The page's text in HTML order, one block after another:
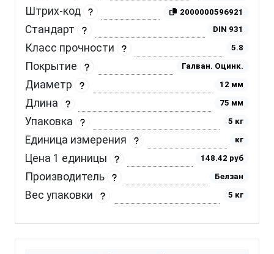
Штрих-код 2000000596921
Стандарт DIN 931
Класс прочности 5.8
Покрытие Галван. Оцинк.
Диаметр 12 мм
Длина 75 мм
Упаковка 5 кг
Единица измерения кг
Цена 1 единицы 148.42 руб
Производитель Белзан
Вес упаковки 5 кг